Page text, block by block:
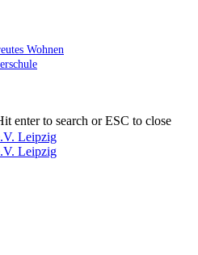
Wohnen
enter to search or ESC to close